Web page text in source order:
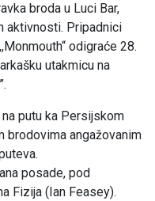
broda u Luci Bar,
aktivnosti. Pripadnici
odigraće 28.
utakmicu na
na putu ka Persijskom
brodovima angažovanim
posade, pod
Fizija (Ian Feasey).